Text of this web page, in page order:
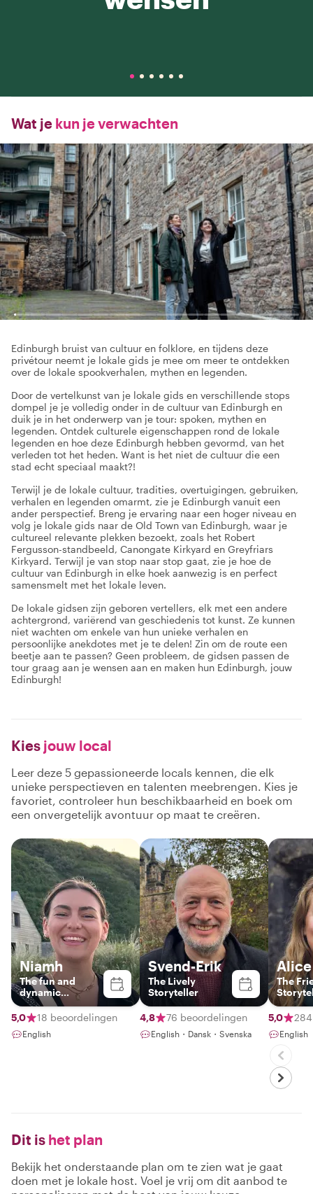
Wat je kun je verwachten
Edinburgh bruist van cultuur en folklore, en tijdens deze
privétour neemt je lokale gids je mee om meer te ontdekken
over de lokale spookverhalen, mythen en legenden.
Door de vertelkunst van je lokale gids en verschillende stops
dompel je je volledig onder in de cultuur van Edinburgh en
duik je in het onderwerp van je tour: spoken, mythen en
legenden. Ontdek culturele eigenschappen rond de lokale
legenden en hoe deze Edinburgh hebben gevormd, van het
verleden tot het heden. Want is het niet de cultuur die een
stad echt speciaal maakt?!
Terwijl je de lokale cultuur, tradities, overtuigingen, gebruiken,
verhalen en legenden omarmt, zie je Edinburgh vanuit een
ander perspectief. Breng je ervaring naar een hoger niveau en
volg je lokale gids naar de Old Town van Edinburgh, waar je
cultureel relevante plekken bezoekt, zoals het Robert
Fergusson-standbeeld, Canongate Kirkyard en Greyfriars
Kirkyard. Terwijl je van stop naar stop gaat, zie je hoe de
cultuur van Edinburgh in elke hoek aanwezig is en perfect
samensmelt met het lokale leven.
De lokale gidsen zijn geboren vertellers, elk met een andere
achtergrond, variërend van geschiedenis tot kunst. Ze kunnen
niet wachten om enkele van hun unieke verhalen en
persoonlijke anekdotes met je te delen! Zin om de route een
beetje aan te passen? Geen probleem, de gidsen passen de
tour graag aan je wensen aan en maken hun Edinburgh, jouw
Edinburgh!
Kies jouw local
Leer deze 5 gepassioneerde locals kennen, die elk
unieke perspectieven en talenten meebrengen. Kies je
favoriet, controleer hun beschikbaarheid en boek om
een onvergetelijk avontuur op maat te creëren.
Niamh
The fun and
dynamic
storyteller
5,0
18 beoordelingen
English
Svend-Erik
The Lively
Storyteller
4,8 76 beoordelingen
English・Dansk・Svenska
Alice
The
5,0
English
Dit is het plan
Bekijk het onderstaande plan om te zien wat je gaat
doen met je lokale host. Voel je vrij om dit aanbod te